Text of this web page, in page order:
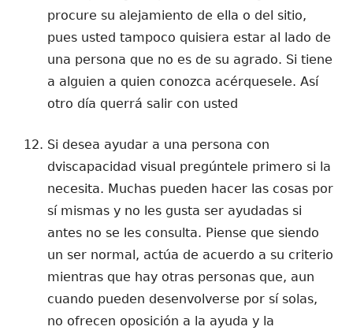
procure su alejamiento de ella o del sitio,
pues usted tampoco quisiera estar al lado de
una persona que no es de su agrado. Si tiene
a alguien a quien conozca acérquesele. Así
otro día querrá salir con usted
Si desea ayudar a una persona con
dviscapacidad visual pregúntele primero si la
necesita. Muchas pueden hacer las cosas por
sí mismas y no les gusta ser ayudadas si
antes no se les consulta. Piense que siendo
un ser normal, actúa de acuerdo a su criterio
mientras que hay otras personas que, aun
cuando pueden desenvolverse por sí solas,
no ofrecen oposición a la ayuda y la